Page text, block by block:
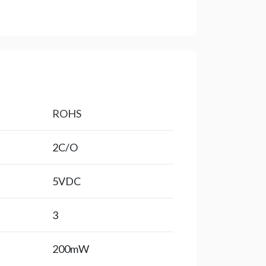
ROHS
2C/O
5VDC
3
200mW